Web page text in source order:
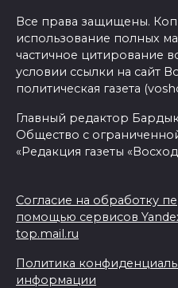
Все права защищены.
использование полных
частичное цитирование
условии ссылки на сайт
политическая газета
Главный редактор
Общество с
«Редакция газеты
Согласие на обработку
помощью сервисов
top.mail.ru
Политика
информации